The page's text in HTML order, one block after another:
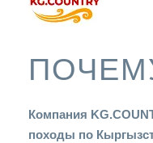
Компания
походы по